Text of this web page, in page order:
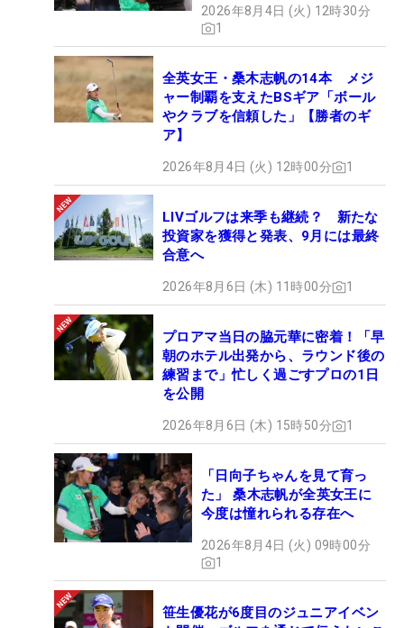
2026年8月4日 (火) 12時30分
1
全英女王・桑木志帆の14本 メジ
ャー制覇を支えたBSギア「ボール
やクラブを信頼した」【勝者のギ
ア】
2026年8月4日 (火) 12時00分 1
LIVゴルフは来季も継続？ 新たな
投資家を獲得と発表、9月には最終
合意へ
2026年8月6日 (木) 11時00分 1
プロアマ当日の脇元華に密着！「早
朝のホテル出発から、ラウンド後の
練習まで」忙しく過ごすプロの1日
を公開
2026年8月6日 (木) 15時50分 1
「日向子ちゃんを見て育っ
た」 桑木志帆が全英女王に
今度は憧れられる存在へ
2026年8月4日 (火) 09時00分
1
笹生優花が6度目のジュニアイベン